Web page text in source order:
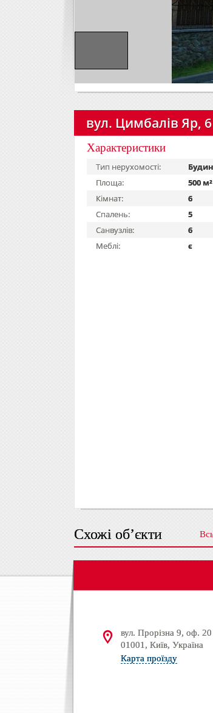
вул. Цимбалів Яр,
Характеристики
Тип нерухомості:
Площа:
500 м²
Кімнат:
6
Спалень:
5
Санвузлів:
6
Меблі:
є
Схожі об’єкти
вул. Прорізна 9, оф. 20
01001, Київ, Україна
Карта проїзду